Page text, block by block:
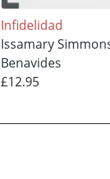
Infidelidad
Issamary
Benavides
£12.95